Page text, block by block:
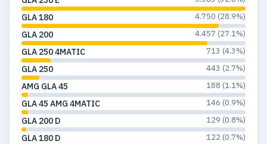
GLA 180 4.750 (28.9%)
GLA 200 4.457 (27.1%)
GLA 250 4MATIC 713 (4.3%)
GLA 250 443 (2.7%)
AMG GLA 45 188 (1.1%)
GLA 45 AMG 4MATIC 146 (0.9%)
GLA 200 D 129 (0.8%)
GLA 180 D 122 (0.7%)